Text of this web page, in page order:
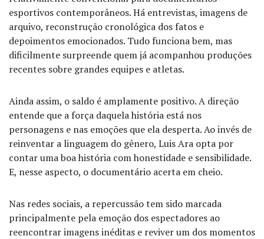
esportivos contemporâneos. Há entrevistas, imagens de
arquivo, reconstrução cronológica dos fatos e
depoimentos emocionados. Tudo funciona bem, mas
dificilmente surpreende quem já acompanhou produções
recentes sobre grandes equipes e atletas.
Ainda assim, o saldo é amplamente positivo. A direção
entende que a força daquela história está nos
personagens e nas emoções que ela desperta. Ao invés de
reinventar a linguagem do gênero, Luis Ara opta por
contar uma boa história com honestidade e sensibilidade.
E, nesse aspecto, o documentário acerta em cheio.
Nas redes sociais, a repercussão tem sido marcada
principalmente pela emoção dos espectadores ao
reencontrar imagens inéditas e reviver um dos momentos